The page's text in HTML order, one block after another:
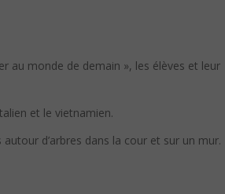
au monde de demain », les élèves et leur
et le vietnamien.
d’arbres dans la cour et sur un mur.